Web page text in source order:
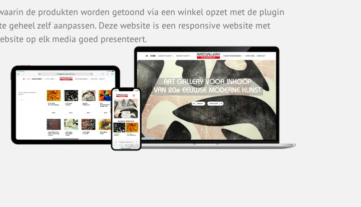
de produkten worden getoond via een winkel opzet met de plugin
zelf aanpassen. Deze website is een responsive website met
op elk media goed presenteert.